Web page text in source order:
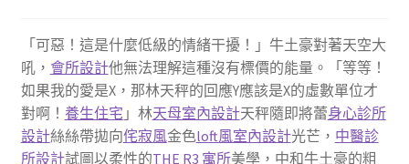
「可惡！這是什麼低級的情緒干擾！」牛土豪對著天空大
吼， 會所設計他無法理解這種沒有標價的能量。「等等！
如果我的愛是X，那林天秤的回應Y應該是X的虛數單位才
對啊！ 養生住宅 」林天母室內設計天秤隨即將蕾身心診所
設計絲絲帶拋向侘寂風金色loft風室內設計光芒， 中醫診
所設計試圖以柔性的THE R3 寓所美學，中和牛土豪的粗